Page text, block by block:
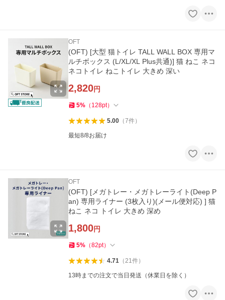
OFT
(OFT) [大型 猫トイレ TALL WALL BOX 専用マ
ルチボックス (L/XL/XL Plus共通)] 猫 ねこ ネコ
ネコトイレ ねこトイレ 大きめ 深い
2,820円
5% （ 128pt）
5.00（7件）
最短8/8お届け
OFT
(OFT) [メガトレー・メガトレーライト(Deep P
an) 専用ライナー (3枚入り)(メール便対応) ] 猫
ねこ ネコ トイレ 大きめ 深め
1,800円
5% （82pt）
4.71（21件）
13時までの注文で当日発送（休業日を除く）